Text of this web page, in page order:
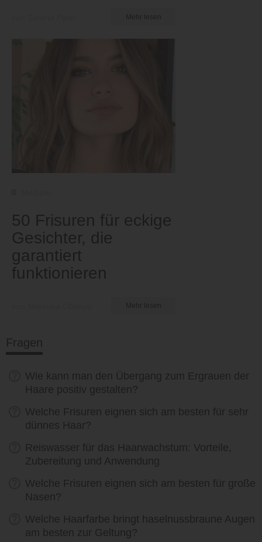
50 Frisuren für eckige
Gesichter, die
garantiert
funktionieren
Fragen
Wie kann man den Übergang zum Ergrauen der
Haare positiv gestalten?
Welche Frisuren eignen sich am besten für sehr
dünnes Haar?
Reiswasser für das Haarwachstum: Vorteile,
Zubereitung und Anwendung
Welche Frisuren eignen sich am besten für große
Nasen?
Welche Haarfarbe bringt haselnussbraune Augen
am besten zur Geltung?